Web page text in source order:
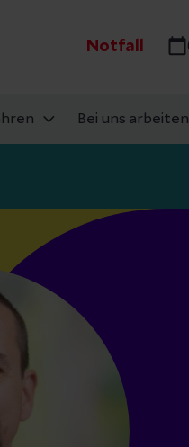
Notfall
Bei uns arbeiten